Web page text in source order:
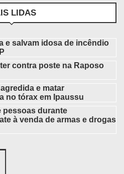
LIDAS
e salvam idosa de incêndio
contra poste na Raposo
e matar
no tórax em Ipaussu
pessoas durante
à venda de armas e drogas